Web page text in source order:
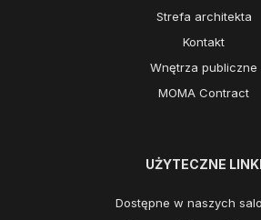
Strefa architekta
Kontakt
Wnętrza publiczne
MOMA Contract
UŻYTECZNE LINKI
Dostępne w naszych